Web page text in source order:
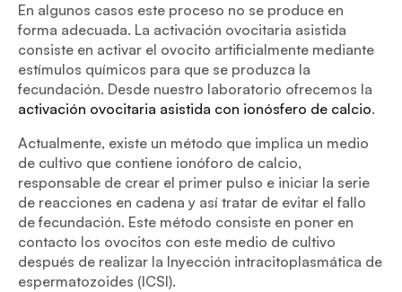
En algunos casos este proceso no se produce en
forma adecuada. La activación ovocitaria asistida
consiste en activar el ovocito artificialmente mediante
estímulos químicos para que se produzca la
fecundación. Desde nuestro laboratorio ofrecemos la
activación ovocitaria asistida con ionósfero de calcio.
Actualmente, existe un método que implica un medio
de cultivo que contiene ionóforo de calcio,
responsable de crear el primer pulso e iniciar la serie
de reacciones en cadena y así tratar de evitar el fallo
de fecundación. Este método consiste en poner en
contacto los ovocitos con este medio de cultivo
después de realizar la Inyección intracitoplasmática de
espermatozoides (ICSI).